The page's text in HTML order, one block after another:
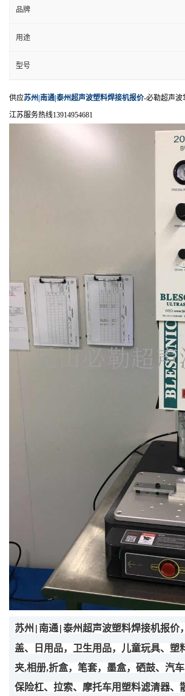
品牌
用途
型号
供应苏州|南通|泰州超声波塑料焊接机报价-必勒超声波
江苏服务热线13914954681
苏州 南通 泰州超声波塑料焊接机报价
盖、日用品，卫生用品，儿童玩具、
夹,相册,折盒，笔套，墨盒，硒鼓、汽
保险杠、拉索、摩托车用塑料滤清器